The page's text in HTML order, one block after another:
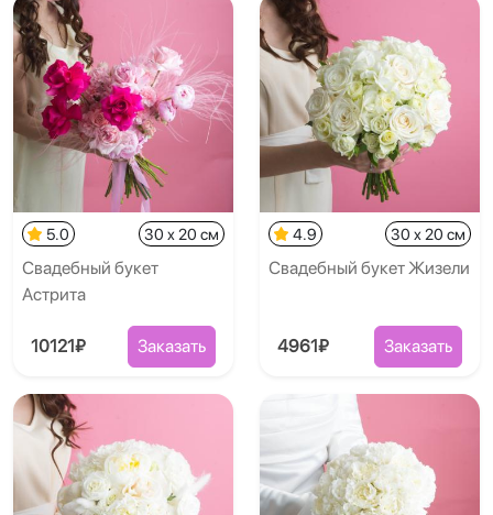
5.0 30 x 20 см
Свадебный букет
Астрита
10121₽ Заказать
4.9 30 x 20 см
Свадебный букет Жизели
4961₽ Заказать